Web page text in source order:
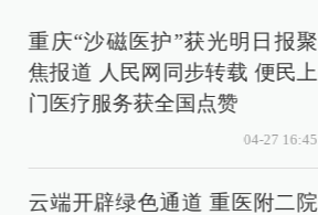
重庆“沙磁医护”获光明日报聚
焦报道 人民网同步转载 便民上
门医疗服务获全国点赞
04-27 16:45
云端开辟绿色通道 重医附二院